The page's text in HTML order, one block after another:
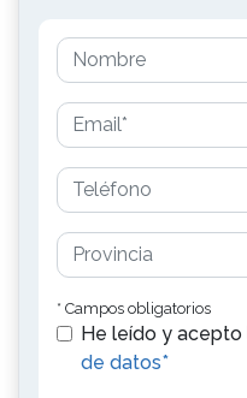
* Campos obligatorios
He leído y acepto
de datos*